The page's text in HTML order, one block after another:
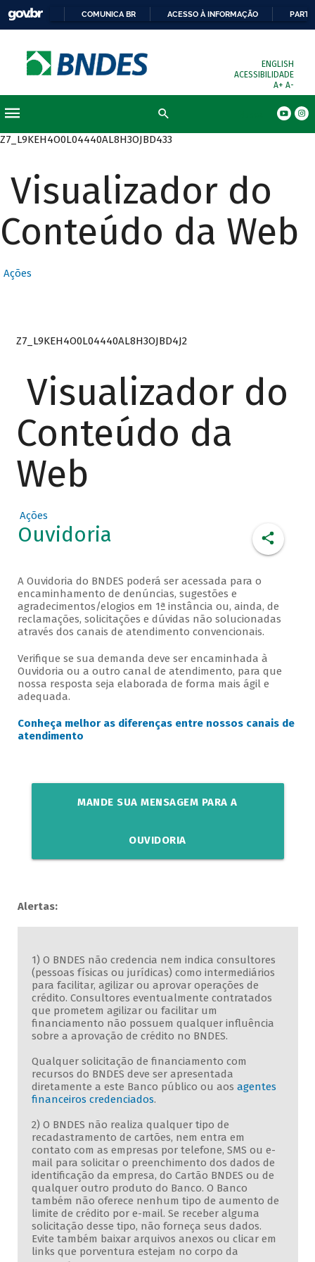
COMUNICA BR ACESSO À INFORMAÇÃO
ENGLISH
ACESSIBILIDADE
A+ A-
Z7_L9KEH4O0L04440AL8H3OJBD433
Visualizador do
Conteúdo da Web
Ações
Z7_L9KEH4O0L04440AL8H3OJBD4J2
Visualizador do
Conteúdo da
Web
Ações
Ouvidoria
A Ouvidoria do BNDES poderá ser acessada para o
encaminhamento de denúncias, sugestões e
agradecimentos/elogios em 1ª instância ou, ainda, de
reclamações, solicitações e dúvidas não solucionadas
através dos canais de atendimento convencionais.
Verifique se sua demanda deve ser encaminhada à
Ouvidoria ou a outro canal de atendimento, para que
nossa resposta seja elaborada de forma mais ágil e
adequada.
Conheça melhor as diferenças entre nossos canais de
atendimento
MANDE SUA MENSAGEM PARA A
OUVIDORIA
Alertas:
1) O BNDES não credencia nem indica consultores
(pessoas físicas ou jurídicas) como intermediários
para facilitar, agilizar ou aprovar operações de
crédito. Consultores eventualmente contratados
que prometem agilizar ou facilitar um
financiamento não possuem qualquer influência
sobre a aprovação de crédito no BNDES.
Qualquer solicitação de financiamento com
recursos do BNDES deve ser apresentada
diretamente a este Banco público ou aos agentes
financeiros credenciados.
2) O BNDES não realiza qualquer tipo de
recadastramento de cartões, nem entra em
contato com as empresas por telefone, SMS ou e-
mail para solicitar o preenchimento dos dados de
identificação da empresa, do Cartão BNDES ou de
qualquer outro produto do Banco. O Banco
também não oferece nenhum tipo de aumento de
limite de crédito por e-mail. Se receber alguma
solicitação desse tipo, não forneça seus dados.
Evite também baixar arquivos anexos ou clicar em
links que porventura estejam no corpo da